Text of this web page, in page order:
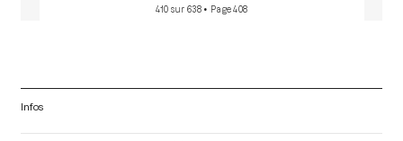
410 sur 638 • Page 408
Infos